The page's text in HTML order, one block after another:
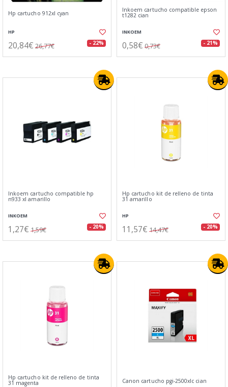
Hp cartucho 912xl cyan
HP
20,84€ 26,77€ - 22%
Inkoem cartucho compatible epson
t1282 cian
INKOEM
0,58€ 0,73€ - 21%
Inkoem cartucho compatible hp
n933 xl amarillo
INKOEM
1,27€ 1,59€ - 20%
Hp cartucho kit de relleno de tinta
31 amarillo
HP
11,57€ 14,47€ - 20%
Hp cartucho kit de relleno de tinta
31 magenta Canon cartucho pgi-2500xlc cian